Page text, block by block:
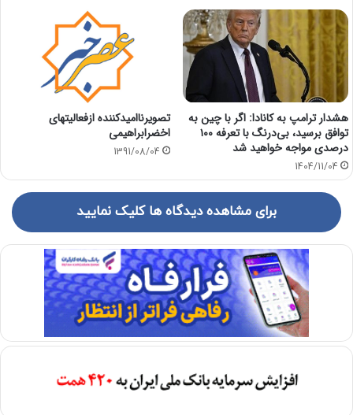
هشدار ترامپ به کانادا: اگر با چین به
توافق برسید، بی‌درنگ با تعرفه ۱۰۰
درصدی مواجه خواهید شد
1404/11/04
تصویرناامیدکننده ازفعالیتهای
اخضرابراهیمی
1391/08/04
برای مشاهده دیدگاه ها کلیک نمایید